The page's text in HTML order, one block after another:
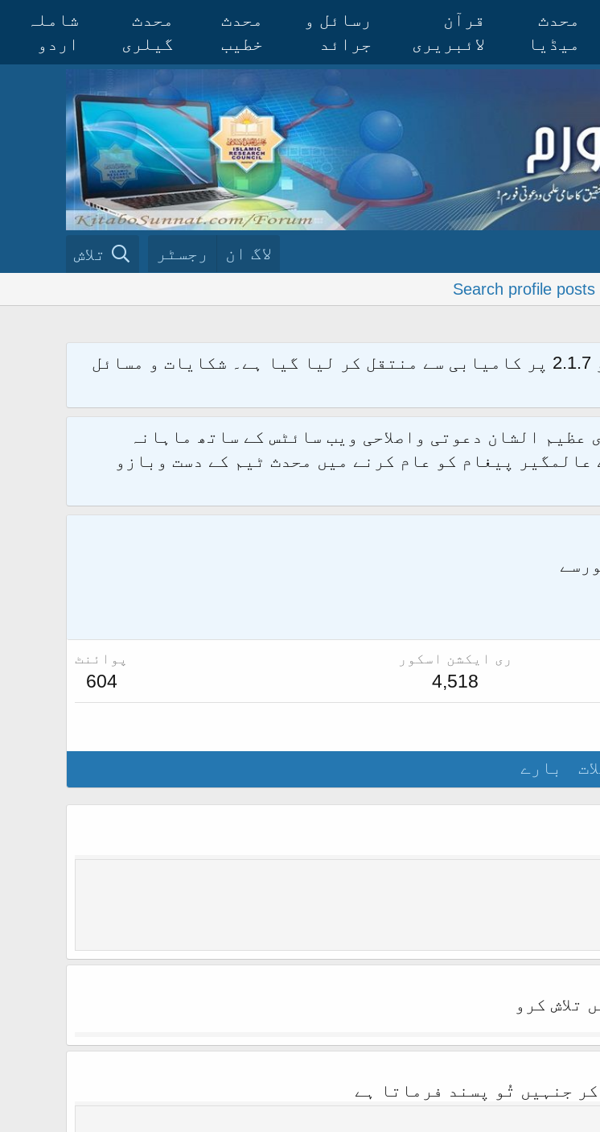
محدث
میڈیا
قرآن
لائبریری
رسائل و
جرائد
محدث
خطیب
محدث
گیلری
شاملہ
اردو
لاگ ان رجسٹر تلاش
Search profile posts
الحمدللہ محدث فورم کو نئےسافٹ ویئر زین فورو 2.1.7 پر کامیابی سے منتقل کر لیا گیا ہے۔ شکایات و مسائل
عظیم الشان دعوتی واصلاحی ویب سائٹس کے ساتھ ماہانہ
پیغام کو عام کرنے میں محدث ٹیم کے دست وبازو
سے
ری ایکشن اسکور
4,518
پوائنٹ
604
بارے
تلاش کرو
جنہیں تُو پسند فرماتا ہے